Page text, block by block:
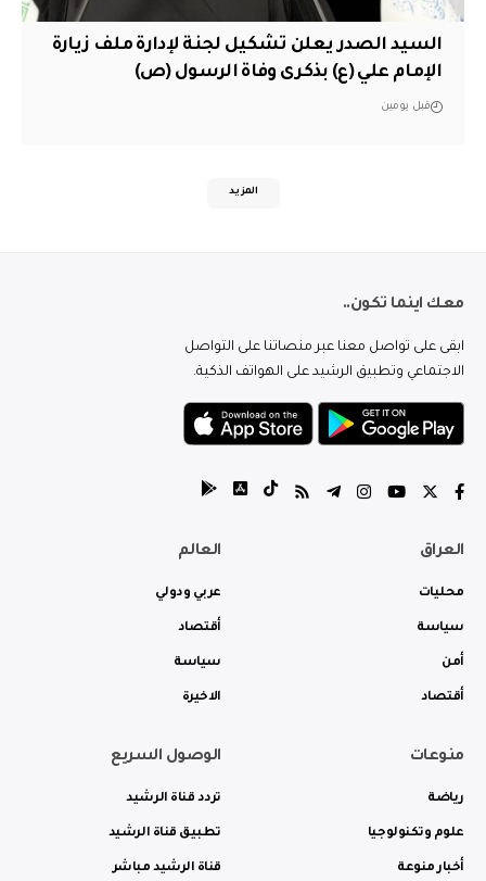
السيد الصدر يعلن تشكيل لجنة لإدارة ملف زيارة
الإمام علي (ع) بذكرى وفاة الرسول (ص)
قبل يومين
المزيد
معك اينما تكون..
ابقى على تواصل معنا عبر منصاتنا على التواصل
الاجتماعي وتطبيق الرشيد على الهواتف الذكية.
العراق
محليات
سياسة
أمن
أقتصاد
العالم
عربي ودولي
أقتصاد
سياسة
الاخيرة
منوعات
رياضة
علوم وتكنولوجيا
أخبار منوعة
الوصول السريع
تردد قناة الرشيد
تطبيق قناة الرشيد
قناة الرشيد مباشر